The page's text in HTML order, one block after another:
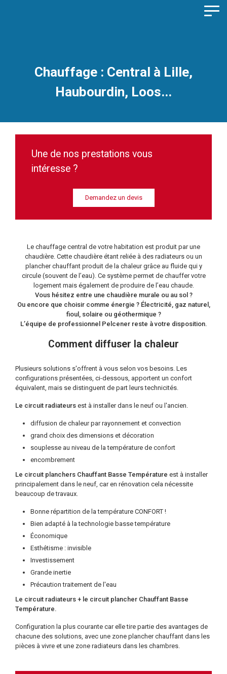
Chauffage : Central à Lille,
Haubourdin, Loos...
Une de nos prestations vous
intéresse ?
Demandez un devis
Le chauffage central de votre habitation est produit par une
chaudière. Cette chaudière étant reliée à des radiateurs ou un
plancher chauffant produit de la chaleur grâce au fluide qui y
circule (souvent de l’eau). Ce système permet de chauffer votre
logement mais également de produire de l’eau chaude.
Vous hésitez entre une chaudière murale ou au sol ?
Ou encore que choisir comme énergie ? Électricité, gaz naturel,
fioul, solaire ou géothermique ?
L’équipe de professionnel Pelcener reste à votre disposition.
Comment diffuser la chaleur
Plusieurs solutions s'offrent à vous selon vos besoins. Les
configurations présentées, ci-dessous, apportent un confort
équivalent, mais se distinguent de part leurs technicités.
Le circuit radiateurs est à installer dans le neuf ou l'ancien.
diffusion de chaleur par rayonnement et convection
grand choix des dimensions et décoration
souplesse au niveau de la température de confort
encombrement
Le circuit planchers Chauffant Basse Température est à installer
principalement dans le neuf, car en rénovation cela nécessite
beaucoup de travaux.
Bonne répartition de la température CONFORT !
Bien adapté à la technologie basse température
Économique
Esthétisme : invisible
Investissement
Grande inertie
Précaution traitement de l'eau
Le circuit radiateurs + le circuit plancher Chauffant Basse
Température.
Configuration la plus courante car elle tire partie des avantages de
chacune des solutions, avec une zone plancher chauffant dans les
pièces à vivre et une zone radiateurs dans les chambres.